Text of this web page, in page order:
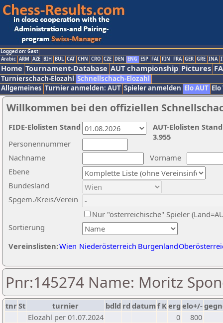
Logged on: Gast
Arabic ARM AZE BIH BUL CAT CHN CRO CZE DEN ENG ESP FAI FIN FRA GER GRE INA
Home Tournament-Database AUT championship Pictures
Turnierschach-Elozahl Schnellschach-Elozahl
Allgemeines Turnier anmelden: AUT Spieler anmelden Elo AUT
Willkommen bei den offiziellen
Nachname
Vorname
Ebene
Sortierung
Personennummer
Bundesland
Spgem./Kreis/Verein
Nur "österreichische" Spieler
Vereinslisten:Wien Niederösterreich Burgenland
AUT-Elolisten
3.955
FIDE-Elolisten Stand
Pnr:145274 Name: Moritz
tnrSt turnier bdld rd datumf Kerg elo+/-
Elozahl per 01.07.2024
0
800